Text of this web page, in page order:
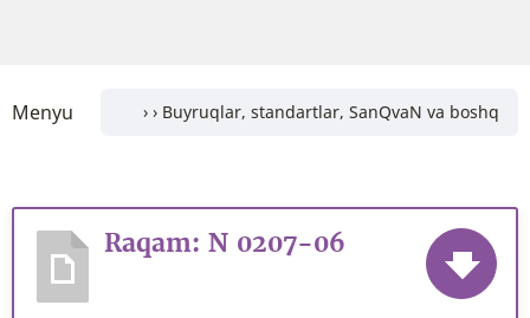
Menyu
Raqam: N 0207-06